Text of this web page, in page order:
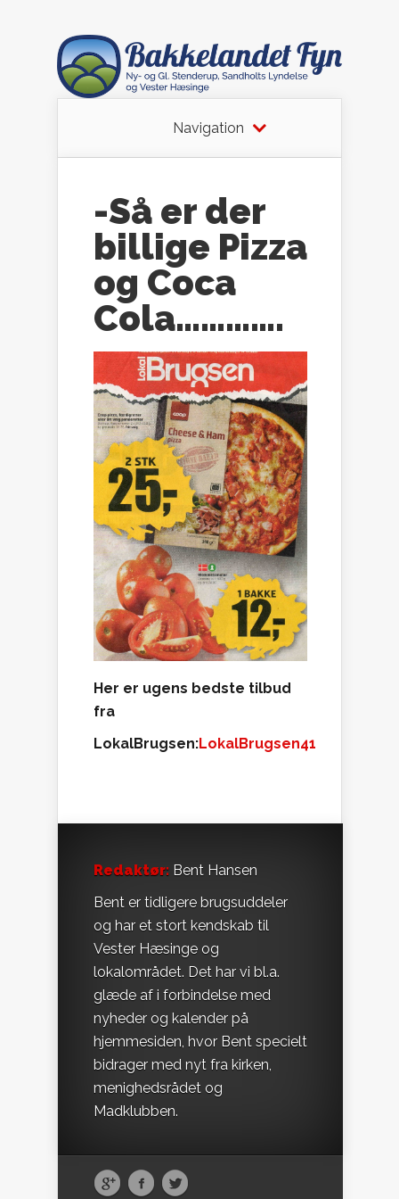
Navigation
-Så er der
billige Pizza
og Coca
Cola………….
Her er ugens bedste tilbud
fra
LokalBrugsen:LokalBrugsen41
Redaktør: Bent Hansen
Bent er tidligere brugsuddeler
og har et stort kendskab til
Vester Hæsinge og
lokalområdet. Det har vi bl.a.
glæde af i forbindelse med
nyheder og kalender på
hjemmesiden, hvor Bent specielt
bidrager med nyt fra kirken,
menighedsrådet og
Madklubben.